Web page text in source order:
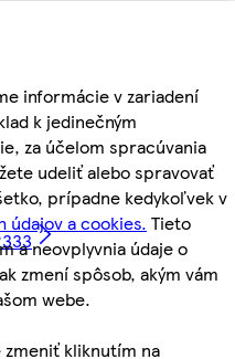
informácie v zariadení
k jedinečným
za účelom spracúvania
udeliť alebo spravovať
prípadne kedykoľvek v
údajov a cookies. Tieto
a neovplyvnia údaje o
zmení spôsob, akým vám
webe.
zmeniť kliknutím na